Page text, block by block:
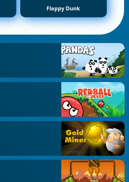
Flappy Dunk